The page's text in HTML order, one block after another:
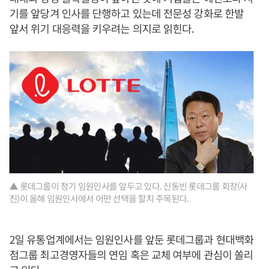
기를 앞당겨 인사를 단행하고 있는데 전문성 강화로 한발
앞서 위기 대응력을 키우려는 의지로 읽힌다.
▲ 롯데그룹이 정기 임원인사를 앞두고 있다. 신동빈 롯데그룹 회장(사
진)이 올해 임원인사에서 어떤 선택을 할지 주목된다.
2일 유통업계에서는 임원인사를 앞둔 롯데그룹과 현대백화
점그룹 최고경영자들의 연임 혹은 교체 여부에 관심이 쏠리